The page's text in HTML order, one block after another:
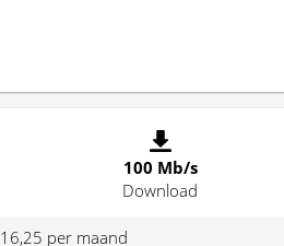
100 Mb/s
Download
16,25 per maand